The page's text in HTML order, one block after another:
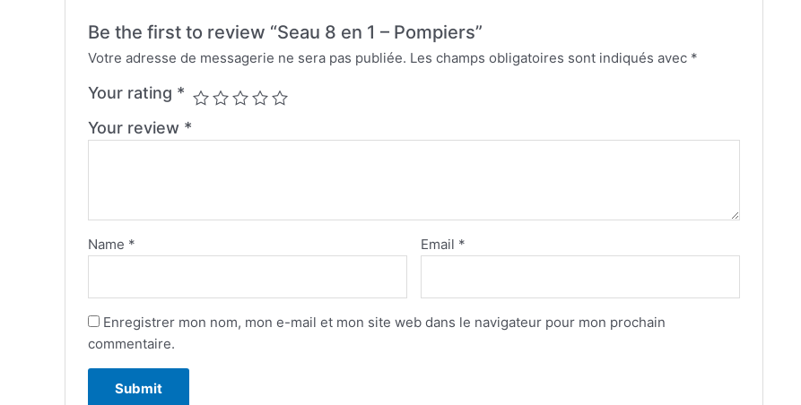
Be the first to review “Seau 8 en 1 – Pompiers”
Votre adresse de messagerie ne sera pas publiée. Les champs obligatoires sont indiqués avec *
Your rating *
Your review *
Name * Email *
Enregistrer mon nom, mon e-mail et mon site web dans le navigateur pour mon prochain
commentaire.